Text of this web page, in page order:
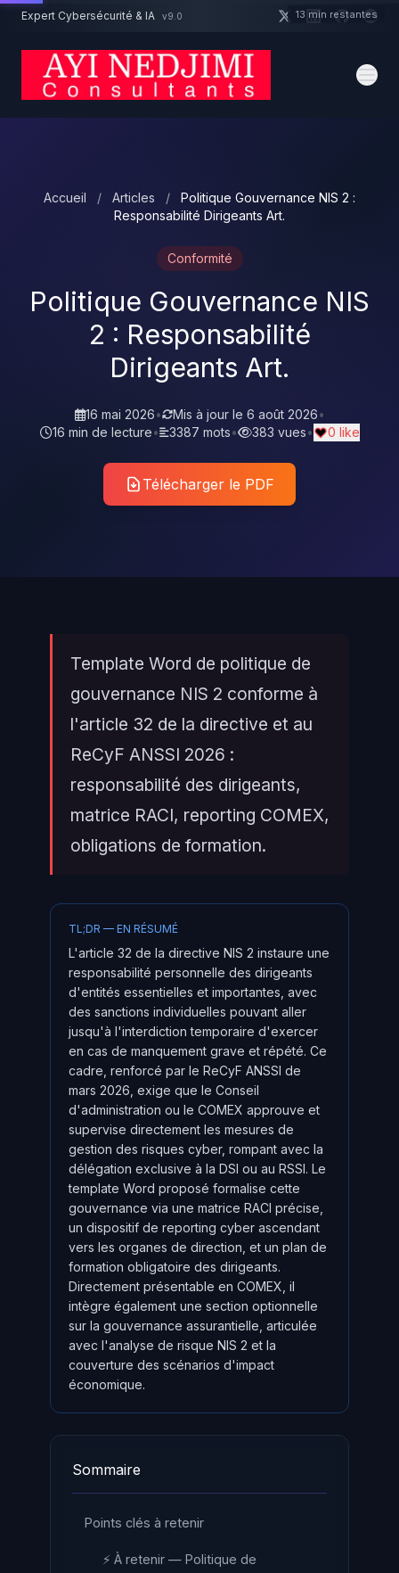
Aller au contenu principal
Expert Cybersécurité & IA v9.0
Accueil / Articles /
Politique Gouvernance NIS 2 :
Responsabilité Dirigeants Art.
Conformité
Politique Gouvernance NIS
2 : Responsabilité
Dirigeants Art.
16 mai 2026• Mis à jour le 6 août 2026•
16 min de lecture• 3387 mots• 383 vues• 0 like
Télécharger le PDF
Template Word de politique de
gouvernance NIS 2 conforme à
l'article 32 de la directive et au
ReCyF ANSSI 2026 :
responsabilité des dirigeants,
matrice RACI, reporting COMEX,
obligations de formation.
TL;DR — EN RÉSUMÉ
L'article 32 de la directive NIS 2 instaure une
responsabilité personnelle des dirigeants
d'entités essentielles et importantes, avec
des sanctions individuelles pouvant aller
jusqu'à l'interdiction temporaire d'exercer
en cas de manquement grave et répété. Ce
cadre, renforcé par le ReCyF ANSSI de
mars 2026, exige que le Conseil
d'administration ou le COMEX approuve et
supervise directement les mesures de
gestion des risques cyber, rompant avec la
délégation exclusive à la DSI ou au RSSI. Le
template Word proposé formalise cette
gouvernance via une matrice RACI précise,
un dispositif de reporting cyber ascendant
vers les organes de direction, et un plan de
formation obligatoire des dirigeants.
Directement présentable en COMEX, il
intègre également une section optionnelle
sur la gouvernance assurantielle, articulée
avec l'analyse de risque NIS 2 et la
couverture des scénarios d'impact
économique.
Sommaire
Points clés à retenir
⚡ À retenir — Politique de
Un projet cybersécurité ? 13 min restantes